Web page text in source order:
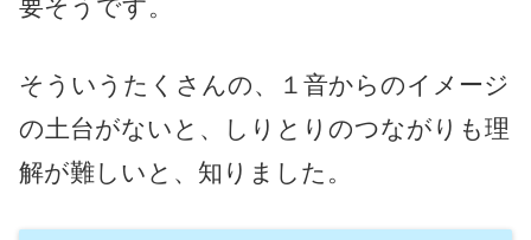
要そうです。
そういうたくさんの、１音からのイメージ
の土台がないと、しりとりのつながりも理
解が難しいと、知りました。